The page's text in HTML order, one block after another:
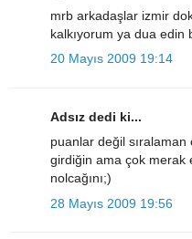
mrb arkadaşlar izmir
kalkıyorum ya dua edin
20 Mayıs 2009 19:14
Adsız dedi ki...
puanlar değil
girdiğin ama çok merak
nolcağını;)
28 Mayıs 2009 19:56